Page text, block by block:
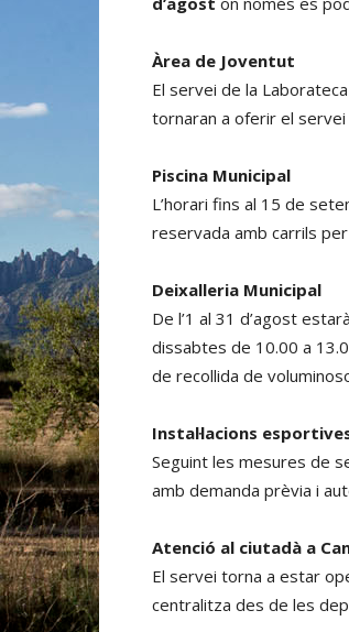
Àrea de Joventut
El servei de la
tornaran a oferir el
Piscina Municipal
L’horari fins al 15 de
reservada amb carrils
Deixalleria Municipal
De l’1 al 31 d’agost
dissabtes de 10.00 a
de recollida de
Instal·lacions
Seguint les mesures de
amb demanda prèvia i
Atenció al ciutadà a
El servei torna a estar
centralitza des de les